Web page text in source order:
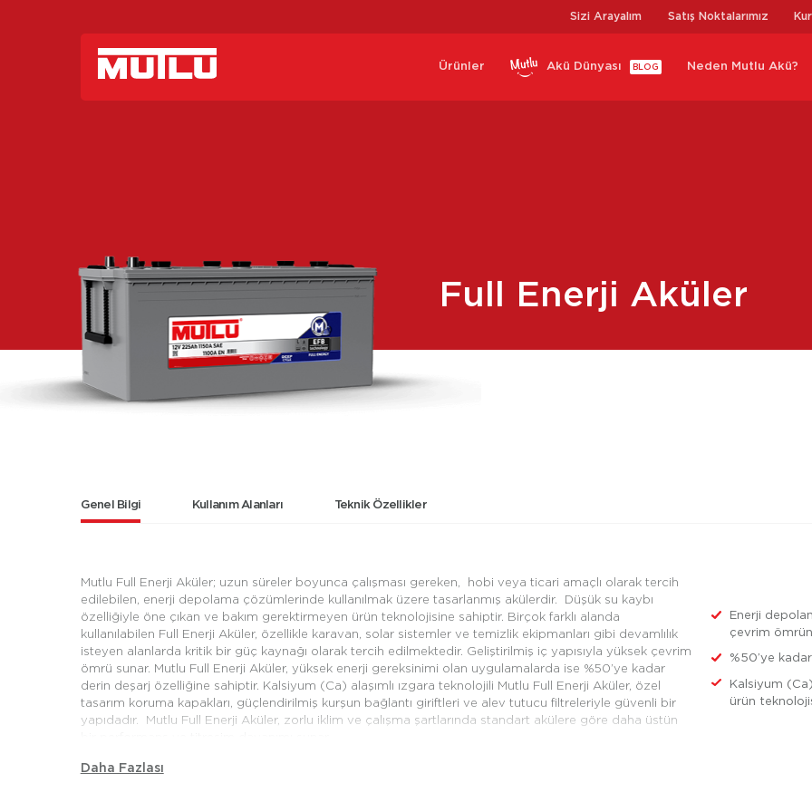
Sizi Arayalım Satış Noktalarımız
Ürünler Akü Dünyası BLOG Neden Mutlu Akü?
Full Enerji Aküler
Genel Bilgi Kullanım Alanları Teknik Özellikler
Mutlu Full Enerji Aküler; uzun süreler boyunca çalışması gereken, hobi veya ticari amaçlı olarak tercih
edilebilen, enerji depolama çözümlerinde kullanılmak üzere tasarlanmış akülerdir. Düşük su kaybı
özelliğiyle öne çıkan ve bakım gerektirmeyen ürün teknolojisine sahiptir. Birçok farklı alanda
kullanılabilen Full Enerji Aküler, özellikle karavan, solar sistemler ve temizlik ekipmanları gibi devamlılık
isteyen alanlarda kritik bir güç kaynağı olarak tercih edilmektedir. Geliştirilmiş iç yapısıyla yüksek çevrim
ömrü sunar. Mutlu Full Enerji Aküler, yüksek enerji gereksinimi olan uygulamalarda ise %50’ye kadar
derin deşarj özelliğine sahiptir. Kalsiyum (Ca) alaşımlı ızgara teknolojili Mutlu Full Enerji Aküler, özel
tasarım koruma kapakları, güçlendirilmiş kurşun bağlantı giriftleri ve alev tutucu filtreleriyle güvenli bir
yapıdadır. Mutlu Full Enerji Aküler, zorlu iklim ve çalışma şartlarında standart akülere göre daha üstün
Mutlu Akü’nün geniş bir kullanım alanı için sunduğu Full Enerji Aküler, karavanlarda uzun soluklu olarak
Daha Fazlası
Enerji
çevrim
%50’ye
Kalsiyum
ürün